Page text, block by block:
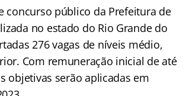
concurso público da Prefeitura de
no estado do Rio Grande do
276 vagas de níveis médio,
Com remuneração inicial de até
objetivas serão aplicadas em